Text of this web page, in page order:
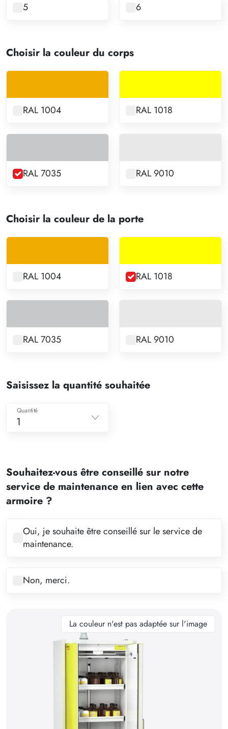
5 6
Choisir la couleur du corps
RAL 1004 RAL 1018
RAL 7035 RAL 9010
Choisir la couleur de la porte
RAL 1004 RAL 1018
RAL 7035 RAL 9010
Saisissez la quantité souhaitée
1
3
4
6
7
9
Quantité
Souhaitez-vous être conseillé sur notre
service de maintenance en lien avec cette
armoire ?
Oui, je souhaite être conseillé sur le service de
maintenance.
Non, merci.
La couleur n'est pas adaptée sur l'image